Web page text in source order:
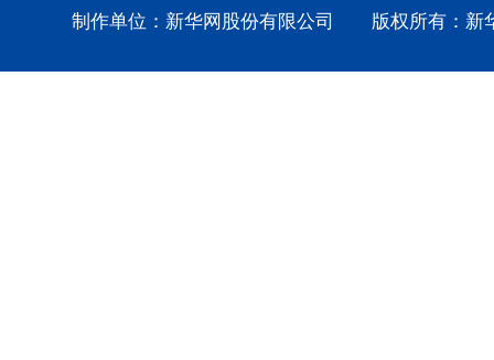
制作单位：新华网股份有限公司 版权所有：新